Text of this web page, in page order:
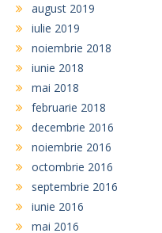
august 2019
iulie 2019
noiembrie 2018
iunie 2018
mai 2018
februarie 2018
decembrie 2016
noiembrie 2016
octombrie 2016
septembrie 2016
iunie 2016
mai 2016